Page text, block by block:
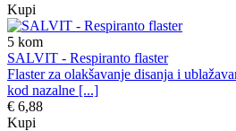
Kupi
5 kom
SALVIT - Respiranto flaster
Flaster za olakšavanje disanja i
kod nazalne [...]
€ 6,88
Kupi